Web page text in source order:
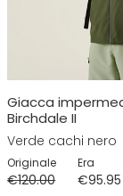
Giacca
Birchdale II
Verde cachi nero
Originale
€120.00
Era
€95.95